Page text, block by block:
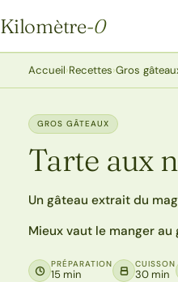
Kilomètre-0
Kilomètre-0
Accueil›Recettes›Gros
GROS GÂTEAUX
Tarte aux
Un gâteau extrait du
Mieux vaut le manger
PRÉPARATION
15 min
CUISSON
30 min